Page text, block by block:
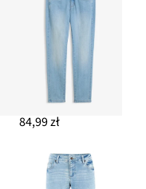
84,99 zł